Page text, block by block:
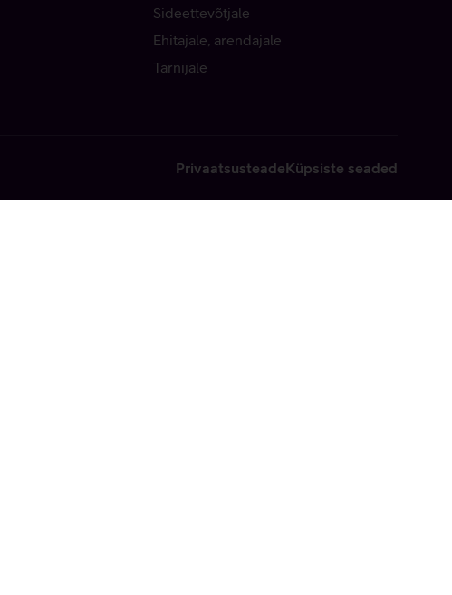
Sideettevõtjale
Ehitajale, arendajale
Tarnijale
PrivaatsusteadeKüpsiste seaded